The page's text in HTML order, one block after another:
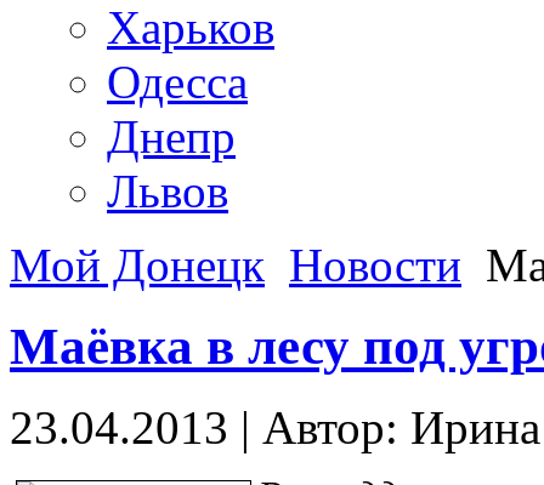
Харьков
Одесса
Днепр
Львов
Мой Донецк Новости
Маёвка в лесу под
23.04.2013 | Автор: